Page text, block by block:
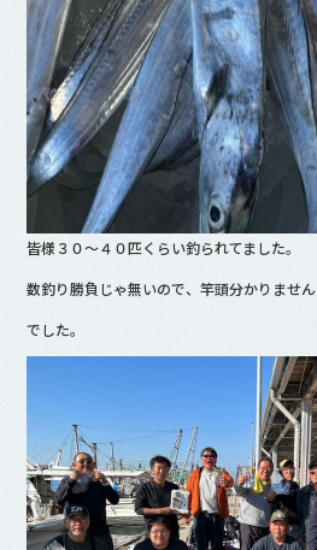
皆様３０～４０匹くらい釣られてました。
数釣り勝負じゃ無いので、竿頭分かりません
でした。